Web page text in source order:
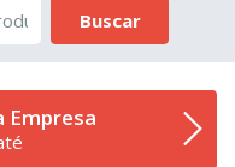
Buscar
Empresa